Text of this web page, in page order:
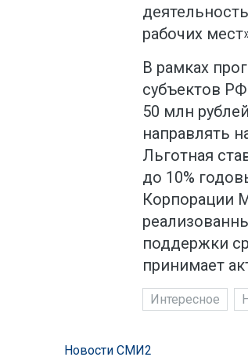
рабочих
В рамках
субъектов
50 млн
направлять
Льготная
до 10%
Корпорации
поддержки
принимает
Интересное
Новости СМИ2